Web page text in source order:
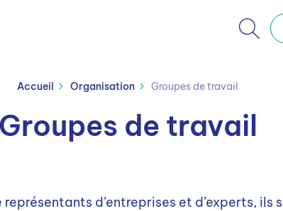
l’épargne salariale
Accueil Organisation Groupes de travail
Groupes de travail
d’entreprises et d’experts, ils